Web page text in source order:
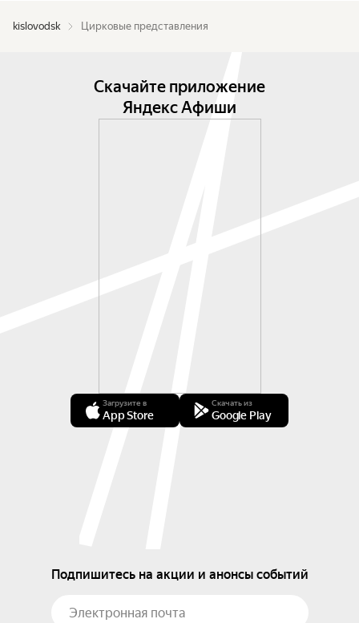
kislovodsk Цирковые представления
Скачайте приложение
Яндекс Афиши
Загрузите в
App Store
Скачать из
Google Play
Подпишитесь на акции и анонсы событий